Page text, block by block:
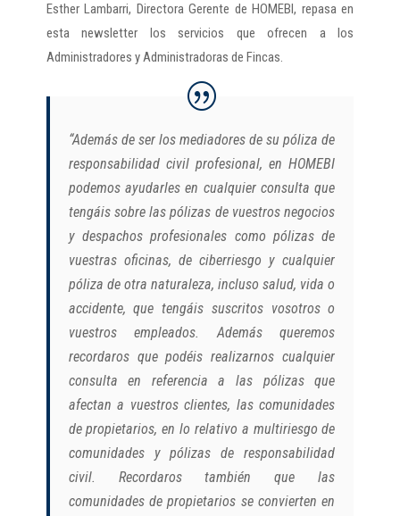
Esther Lambarri, Directora Gerente de HOMEBI, repasa en
esta newsletter los servicios que ofrecen a los
Administradores y Administradoras de Fincas.
“Además de ser los mediadores de su póliza de
responsabilidad civil profesional, en HOMEBI
podemos ayudarles en cualquier consulta que
tengáis sobre las pólizas de vuestros negocios
y despachos profesionales como pólizas de
vuestras oficinas, de ciberriesgo y cualquier
póliza de otra naturaleza, incluso salud, vida o
accidente, que tengáis suscritos vosotros o
vuestros empleados. Además queremos
recordaros que podéis realizarnos cualquier
consulta en referencia a las pólizas que
afectan a vuestros clientes, las comunidades
de propietarios, en lo relativo a multiriesgo de
comunidades y pólizas de responsabilidad
civil. Recordaros también que las
comunidades de propietarios se convierten en